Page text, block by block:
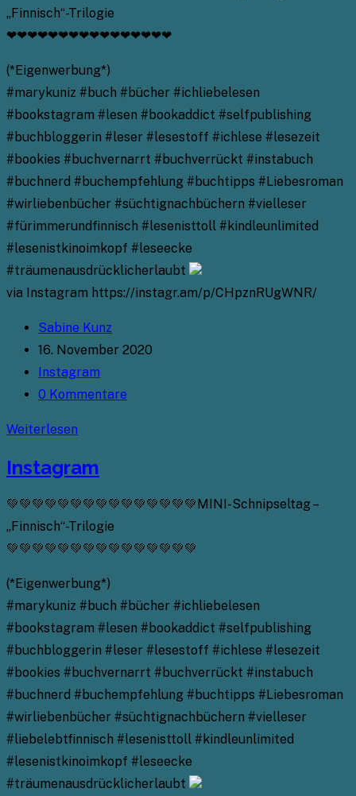
„Finnisch“-Trilogie
❤❤❤❤❤❤❤❤❤❤❤❤❤❤❤❤
(*Eigenwerbung*)
#marykuniz #buch #bücher #ichliebelesen
#bookstagram #lesen #bookaddict #selfpublishing
#buchbloggerin #leser #lesestoff #ichlese #lesezeit
#bookies #buchvernarrt #buchverrückt #instabuch
#buchnerd #buchempfehlung #buchtipps #Liebesroman
#wirliebenbücher #süchtignachbüchern #vielleser
#fürimmerundfinnisch #lesenisttoll #kindleunlimited
#lesenistkinoimkopf #leseecke
#träumenausdrücklicherlaubt
via Instagram https://instagr.am/p/CHpznRUgWNR/
Beitrags-
Autor:
Sabine Kunz
Beitrag
veröffentlicht:
16. November 2020
Beitrags-
Kategorie:
Instagram
Beitrags-
0 Kommentare
Weiterlesen
Instagram
💚💚💚💚💚💚💚💚💚💚💚💚💚💚💚MINI-Schnipseltag –
„Finnisch“-Trilogie
💚💚💚💚💚💚💚💚💚💚💚💚💚💚💚
(*Eigenwerbung*)
#marykuniz #buch #bücher #ichliebelesen
#bookstagram #lesen #bookaddict #selfpublishing
#buchbloggerin #leser #lesestoff #ichlese #lesezeit
#bookies #buchvernarrt #buchverrückt #instabuch
#buchnerd #buchempfehlung #buchtipps #Liebesroman
#wirliebenbücher #süchtignachbüchern #vielleser
#liebelebtfinnisch #lesenisttoll #kindleunlimited
#lesenistkinoimkopf #leseecke
#träumenausdrücklicherlaubt